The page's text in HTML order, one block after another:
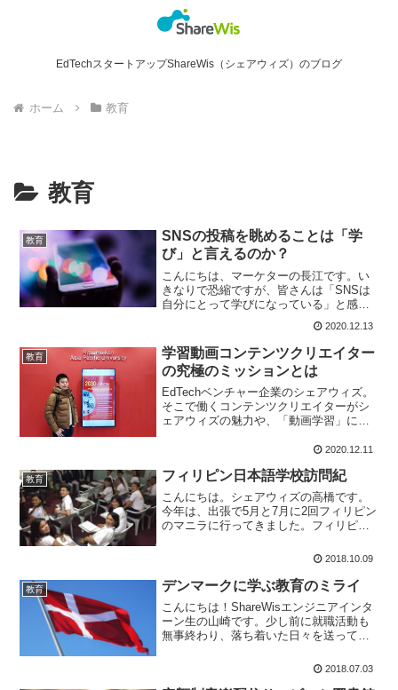
EdTechスタートアップShareWis（シェアウィズ）のブログ
ホーム 教育
教育
教育
SNSの投稿を眺めることは「学
び」と言えるのか？
こんにちは、マーケターの長江です。い
きなりで恐縮ですが、皆さんは「SNSは
自分にとって学びになっている」と感じ
ならない存在「だった」SNS私の社会人
キャリアスタートは2010年。前年に
Facebookが日...
2020.12.13
教育
学習動画コンテンツクリエイター
の究極のミッションとは
EdTechベンチャー企業のシェアウィズ。
そこで働くコンテンツクリエイターがシ
ェアウィズの魅力や、「動画学習」に対
学習動画のコンテンツを提供したい、
に興味があるという方に読んでいただけ
ると光栄です。
2020.12.11
教育 フィリピン日本語学校訪問紀
こんにちは。シェアウィズの高橋です。
今年は、出張で5月と7月に2回フィリピン
のマニラに行ってきました。フィリピン
携でした。先日プレスリリースも出しま
学校と提携し、オン...
2018.10.09
教育 デンマークに学ぶ教育のミライ
こんにちは！ShareWisエンジニアインタ
ーン生の山崎です。少し前に就職活動も
無事終わり、落ち着いた日々を送ってい
せって何だろう？」ということをよく考
2018.07.03